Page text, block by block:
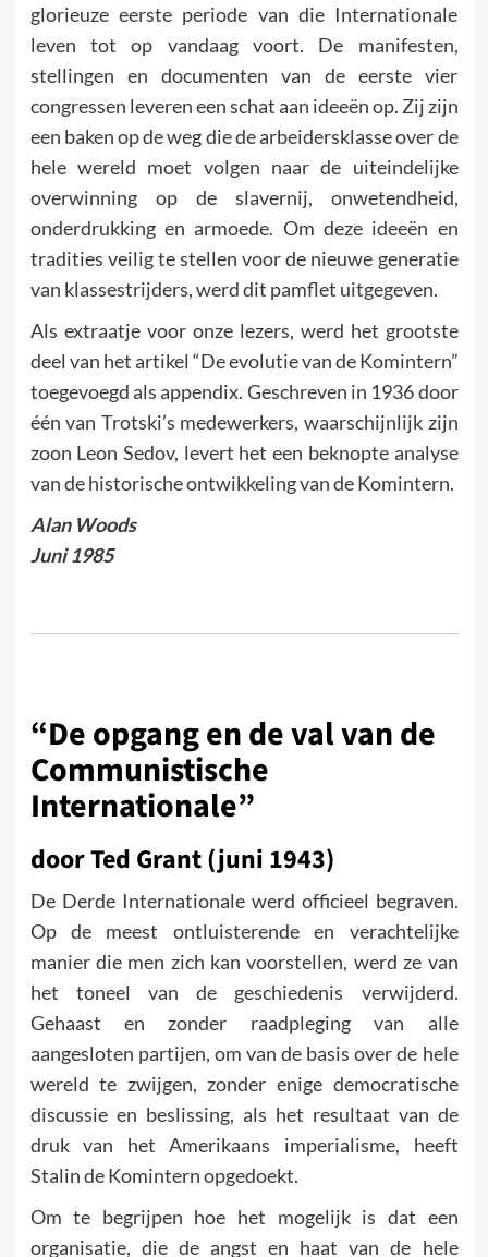
glorieuze eerste periode van die Internationale
leven tot op vandaag voort. De manifesten,
stellingen en documenten van de eerste vier
congressen leveren een schat aan ideeën op. Zij zijn
een baken op de weg die de arbeidersklasse over de
hele wereld moet volgen naar de uiteindelijke
overwinning op de slavernij, onwetendheid,
onderdrukking en armoede. Om deze ideeën en
tradities veilig te stellen voor de nieuwe generatie
van klassestrijders, werd dit pamflet uitgegeven.
Als extraatje voor onze lezers, werd het grootste
deel van het artikel “De evolutie van de Komintern”
toegevoegd als appendix. Geschreven in 1936 door
één van Trotski’s medewerkers, waarschijnlijk zijn
zoon Leon Sedov, levert het een beknopte analyse
van de historische ontwikkeling van de Komintern.
Alan Woods
Juni 1985
“De opgang en de val van de
Communistische
Internationale”
door Ted Grant (juni 1943)
De Derde Internationale werd officieel begraven.
Op de meest ontluisterende en verachtelijke
manier die men zich kan voorstellen, werd ze van
het toneel van de geschie­denis verwijderd.
Gehaast en zonder raadpleging van alle
aangesloten partijen, om van de basis over de hele
wereld te zwijgen, zonder enige democratische
discussie en beslissing, als het resultaat van de
druk van het Amerikaans imperialisme, heeft
Stalin de Komintern opgedoekt.
Om te begrijpen hoe het mogelijk is dat een
organisatie, die de angst en haat van de hele